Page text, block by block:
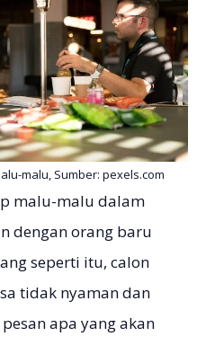
malu, Sumber: pexels.com
malu-malu dalam
dengan orang baru
seperti itu, calon
tidak nyaman dan
apa yang akan